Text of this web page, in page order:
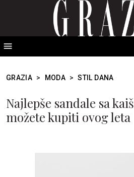
GRAZIA > MODA > STIL DANA
Najlepše sandale sa
možete kupiti ovog leta